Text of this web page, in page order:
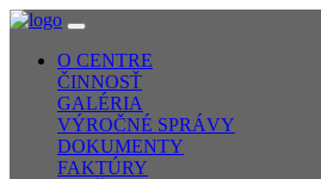
O CENTRE
ČINNOSŤ
GALÉRIA
VÝROČNÉ SPRÁVY
DOKUMENTY
FAKTÚRY